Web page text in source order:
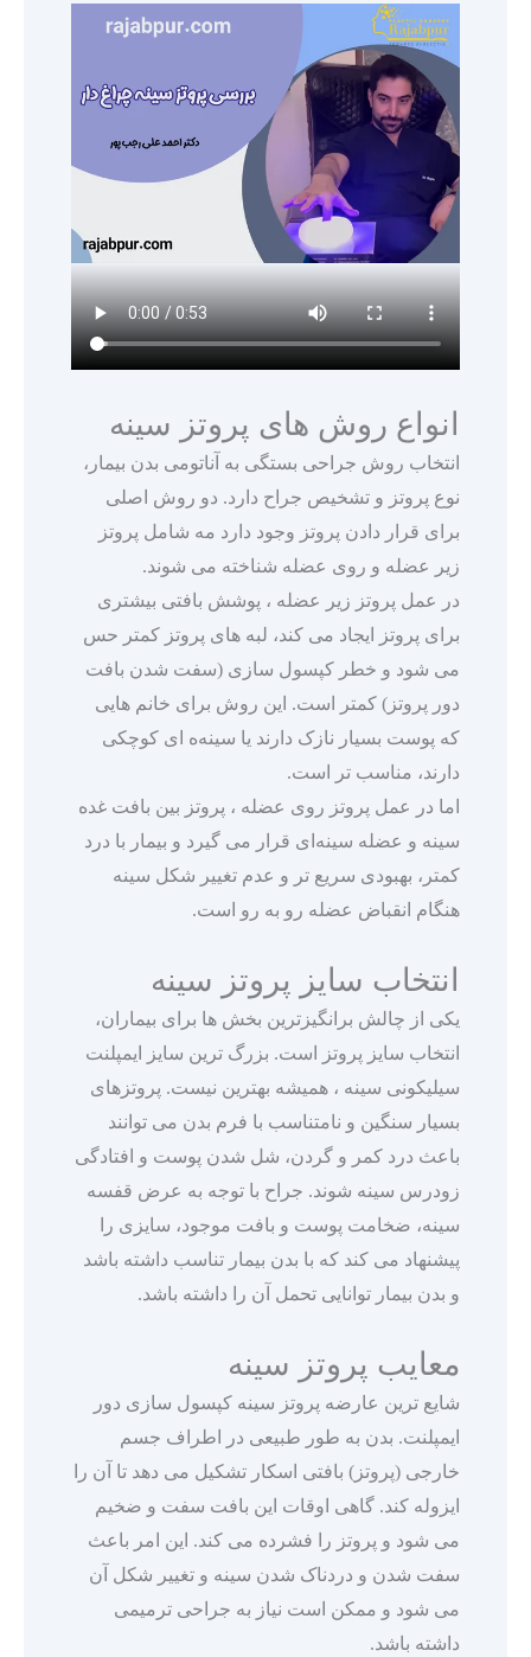
انواع روش ‌های پروتز سینه
انتخاب روش جراحی بستگی به آناتومی بدن بیمار،
نوع پروتز و تشخیص جراح دارد. دو روش اصلی
برای قرار دادن پروتز وجود دارد مه شامل پروتز
زیر عضله و روی عضله شناخته می شوند.
در عمل پروتز زیر عضله ، پوشش بافتی بیشتری
برای پروتز ایجاد می ‌کند، لبه ‌های پروتز کمتر حس
می ‌شود و خطر کپسول ‌سازی (سفت شدن بافت
دور پروتز) کمتر است. این روش برای خانم ‌هایی
که پوست بسیار نازک دارند یا سینه‌ه ای کوچکی
دارند، مناسب‌ تر است.
اما در عمل پروتز روی عضله ، پروتز بین بافت غده
سینه و عضله سینه‌ای قرار می‌ گیرد و بیمار با درد
کمتر، بهبودی سریع ‌تر و عدم تغییر شکل سینه
هنگام انقباض عضله رو به رو است.
انتخاب سایز پروتز سینه
یکی از چالش ‌برانگیزترین بخش ‌ها برای بیماران،
انتخاب سایز پروتز است. بزرگ ‌ترین سایز ایمپلنت
سیلیکونی سینه ، همیشه بهترین نیست. پروتزهای
بسیار سنگین و نامتناسب با فرم بدن می‌ توانند
باعث درد کمر و گردن، شل شدن پوست و افتادگی
زودرس سینه شوند. جراح با توجه به عرض قفسه
سینه، ضخامت پوست و بافت موجود، سایزی را
پیشنهاد می ‌کند که با بدن بیمار تناسب داشته باشد
و بدن بیمار توانایی تحمل آن را داشته باشد.
معایب پروتز سینه
شایع‌ ترین عارضه پروتز سینه کپسول سازی دور
ایمپلنت. بدن به طور طبیعی در اطراف جسم
خارجی (پروتز) بافتی اسکار تشکیل می ‌دهد تا آن را
ایزوله کند. گاهی اوقات این بافت سفت و ضخیم
می ‌شود و پروتز را فشرده می ‌کند. این امر باعث
سفت شدن و دردناک شدن سینه و تغییر شکل آن
می ‌شود و ممکن است نیاز به جراحی ترمیمی
داشته باشد.